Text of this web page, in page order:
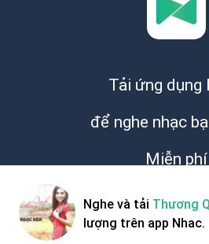
Tải ứng dụng
để nghe nhạc
Miễn phí
Nghe và tải Thương
lượng trên app Nhac.